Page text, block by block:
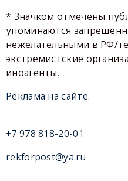
* Значком отмечены
упоминаются
нежелательными в РФ/
экстремистские
иноагенты.
Реклама на сайте:
+7 978 818-20-01
rekforpost@ya.ru